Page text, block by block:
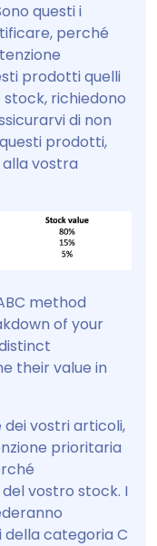
questi i
perché
prodotti quelli
richiedono
di non
prodotti,
vostra
method
of your
their value in
dei vostri articoli,
prioritaria
vostro stock. I
categoria C